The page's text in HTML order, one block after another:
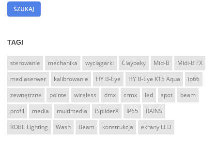
Prolyte
Look Solutions
MDG
Pharos Controls
NEC
Admiral Staging
Gantom
TAGI
sterowanie mechanika wyciągarki Claypaky Mid-B
Midi-B FX
mediaserwer
kalibrowanie HY B-Eye HY B-Eye K15 Aqua
ip66
zewnętrzne
pointe wireless dmx crmx led spot
beam
profil
media multimedia iSpiiderX IP65
RAINS
ROBE Lighting
Wash Beam konstrukcja ekrany LED